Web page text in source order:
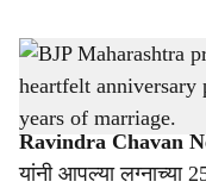
h
a
r
BJP Maharashtra president
wife on completing 25 years of
-sarkarnama
Ravindra Chavan
यांनी आपल्या लग्नाच्या